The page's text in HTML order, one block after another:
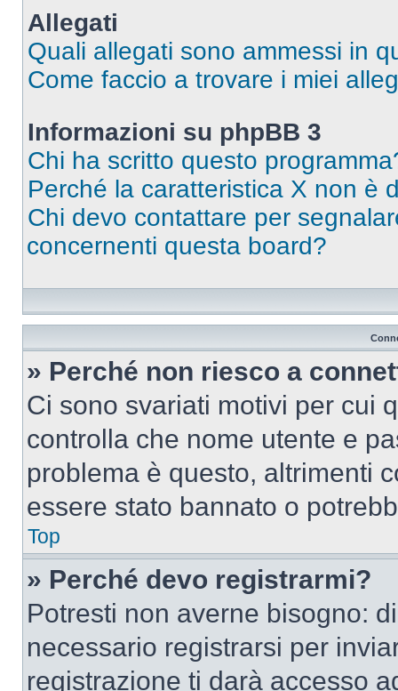
Allegati
Quali allegati sono ammessi in
Come faccio a trovare i miei
Informazioni su phpBB 3
Chi ha scritto questo
Perché la caratteristica X non è
Chi devo contattare per
concernenti questa board?
» Perché non riesco a
Ci sono svariati motivi per cui
controlla che nome utente e
problema è questo, altrimenti
essere stato bannato o
Top
» Perché devo registrarmi?
Potresti non averne bisogno:
necessario registrarsi per
registrazione ti darà accesso